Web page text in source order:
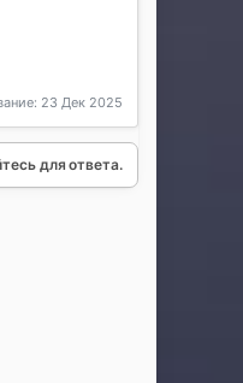
23 Дек 2025
для ответа.